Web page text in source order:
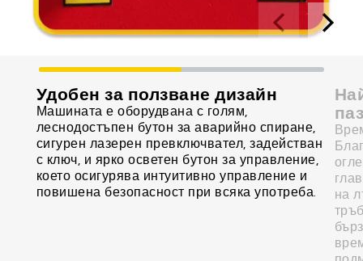
Удобен за ползване дизайн
Машината е оборудвана с голям,
леснодостъпен бутон за аварийно спиране,
сигурен лазерен превключвател, задействан
с ключ, и ярко осветен бутон за управление,
което осигурява интуитивно управление и
повишена безопасност при всяка употреба.
на